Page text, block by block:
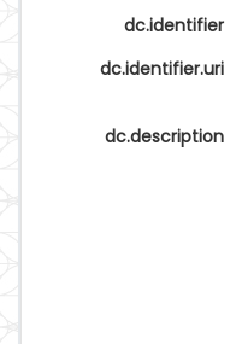
dc.identifier
dc.identifier.uri
dc.description